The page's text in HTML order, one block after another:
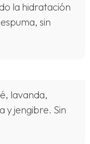
la hidratación
sin
lavanda,
y jengibre. Sin